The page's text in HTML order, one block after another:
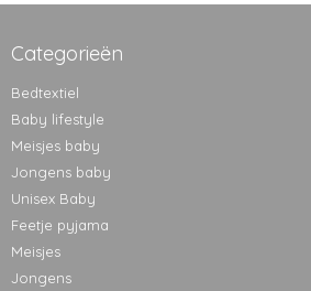
Categorieën
Bedtextiel
Baby lifestyle
Meisjes baby
Jongens baby
Unisex Baby
Feetje pyjama
Meisjes
Jongens